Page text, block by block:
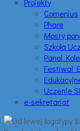
Projekty
Comenius
Phare
Mosty
Szkoła
Panel
Festiwal
Uczenie
e-sekretariat